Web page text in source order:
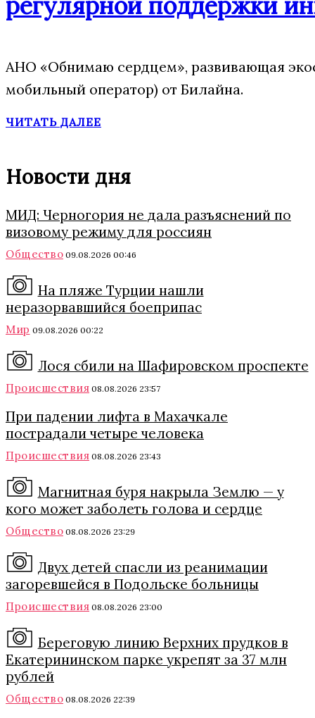
АНО «Обнимаю сердцем», развивающая
мобильный оператор) от Билайна.
ЧИТАТЬ ДАЛЕЕ
Новости дня
МИД: Черногория не дала разъяснений по
визовому режиму для россиян
Общество 09.08.2026 00:46
На пляже Турции нашли
неразорвавшийся боеприпас
Мир 09.08.2026 00:22
Лося сбили на Шафировском проспекте
Происшествия 08.08.2026 23:57
При падении лифта в Махачкале
пострадали четыре человека
Происшествия 08.08.2026 23:43
Магнитная буря накрыла Землю — у
кого может заболеть голова и сердце
Общество 08.08.2026 23:29
Двух детей спасли из реанимации
загоревшейся в Подольске больницы
Происшествия 08.08.2026 23:00
Береговую линию Верхних прудков в
Екатерининском парке укрепят за 37 млн
рублей
Общество 08.08.2026 22:39